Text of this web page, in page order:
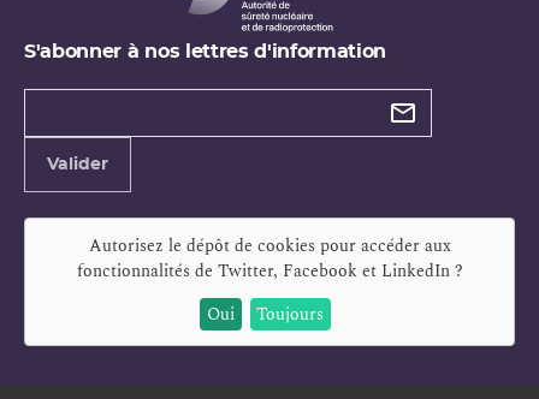
S'abonner à nos lettres d'information
Types de
Valider
Autorisez le dépôt de cookies pour accéder aux
fonctionnalités de Twitter, Facebook et LinkedIn?
Oui
Toujours